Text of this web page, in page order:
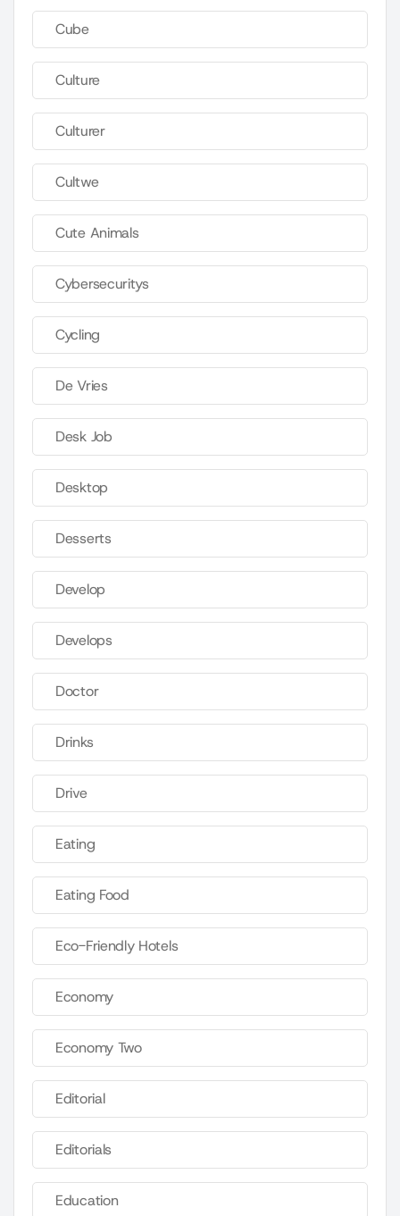
Cube
Culture
Culturer
Cultwe
Cute Animals
Cybersecuritys
Cycling
De Vries
Desk Job
Desktop
Desserts
Develop
Develops
Doctor
Drinks
Drive
Eating
Eating Food
Eco-Friendly Hotels
Economy
Economy Two
Editorial
Editorials
Education